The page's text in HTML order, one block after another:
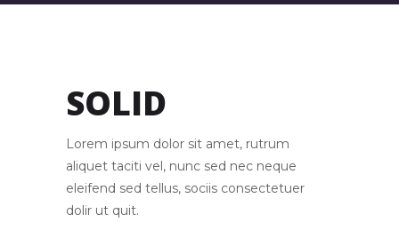
SOLID
Lorem ipsum dolor sit amet, rutrum
aliquet taciti vel, nunc sed nec neque
eleifend sed tellus, sociis consectetuer
dolir ut quit.